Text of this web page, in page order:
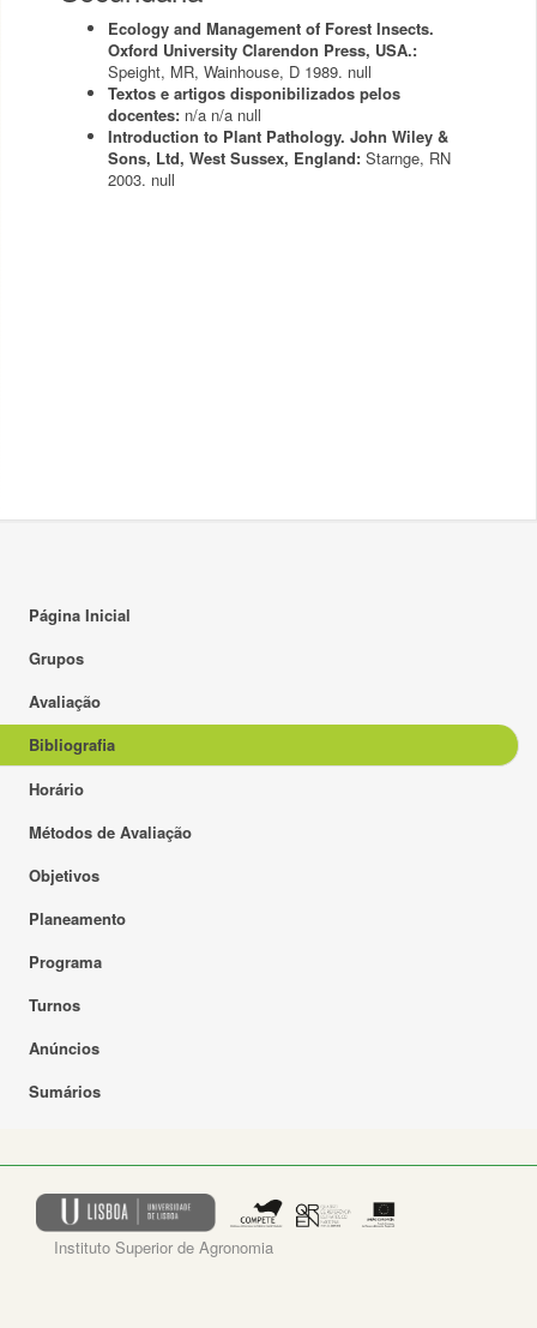
Ecology and Management of Forest Insects.
Oxford University Clarendon Press, USA.:
Speight, MR, Wainhouse, D 1989. null
Textos e artigos disponibilizados pelos
docentes: n/a n/a null
Introduction to Plant Pathology. John Wiley &
Sons, Ltd, West Sussex, England: Starnge, RN
2003. null
Página Inicial
Grupos
Avaliação
Bibliografia
Horário
Métodos de Avaliação
Objetivos
Planeamento
Programa
Turnos
Anúncios
Sumários
Instituto Superior de Agronomia